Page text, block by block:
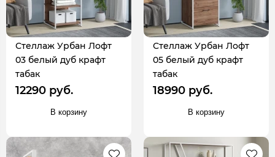
Стеллаж Урбан Лофт
03 белый дуб крафт
табак
12290 руб.
В корзину
Стеллаж Урбан Лофт
05 белый дуб крафт
табак
18990 руб.
В корзину